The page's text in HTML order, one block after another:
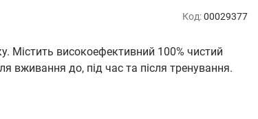
Код:00029377
Містить високоефективний 100% чистий
вживання до, під час та після тренування.